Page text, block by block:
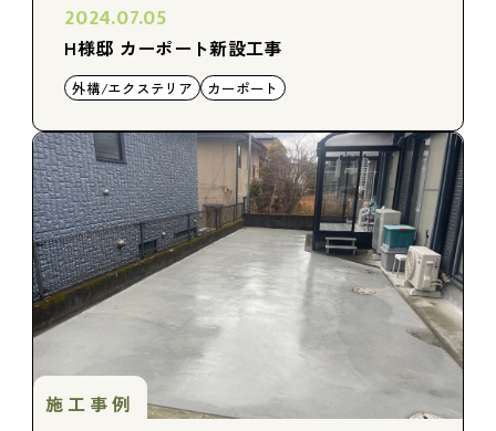
2024.07.05
H様邸 カーポート新設工事
外構/エクステリア カーポート
施工事例